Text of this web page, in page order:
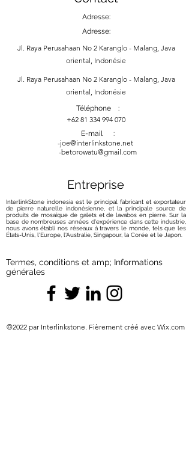
Adresse:
Adresse:
Jl. Raya Perusahaan No 2 Karanglo - Malang, Java
oriental, Indonésie
Jl. Raya Perusahaan No 2 Karanglo - Malang, Java
oriental, Indonésie
Téléphone :
+62 81 334 994 070
E-mail :
-joe@interlinkstone.net
-betorowatu@gmail.com
Entreprise
InterlinkStone indonesia est le principal fabricant et exportateur
de pierre naturelle indonésienne, et la principale source de
produits de mosaïque de galets et de lavabos en pierre. Sur la
base de nombreuses années d'expérience dans cette industrie,
nous avons établi nos réseaux à travers le monde, tels que les
États-Unis, l'Europe, l'Australie, Singapour, la Corée et le Japon.
Termes, conditions et amp; Informations
générales
©2022 par Interlinkstone. Fièrement créé avec Wix.com